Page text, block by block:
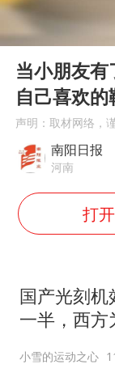
Play
00:00
当小朋友
自己喜欢的
声明：取材网络，
南阳日报
河南
打
国产光刻机
一半，西方
小雪的运动之心